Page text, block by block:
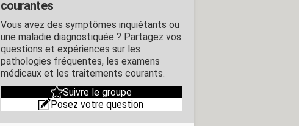
courantes
Vous avez des symptômes inquiétants ou
une maladie diagnostiquée ? Partagez vos
questions et expériences sur les
pathologies fréquentes, les examens
médicaux et les traitements courants.
Suivre le groupe
Posez votre question